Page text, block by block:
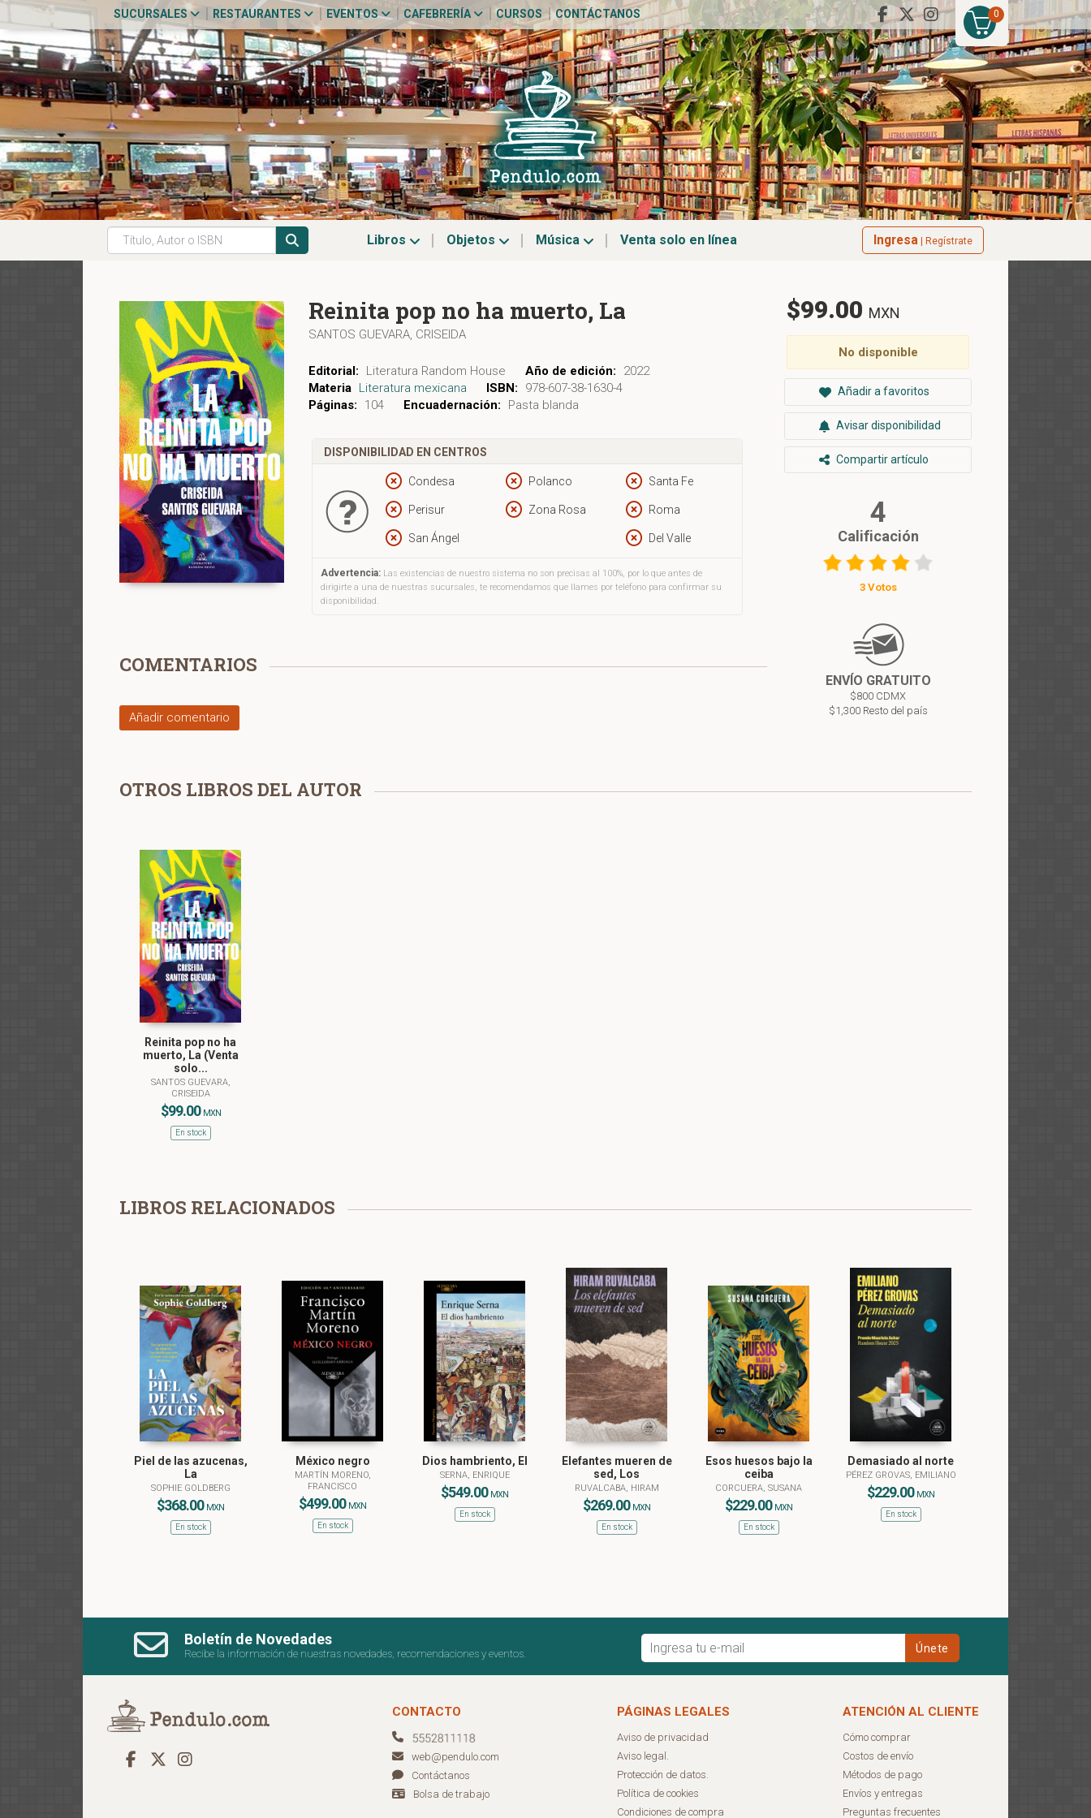
0
SUCURSALES RESTAURANTES EVENTOS CAFEBRERÍA CURSOS CONTÁCTANOS
Libros Objetos Música Venta solo en línea Ingresa | Regístrate
Reinita pop no ha muerto, La
SANTOS GUEVARA, CRISEIDA
Editorial: Literatura Random House Año de edición:
2022
Materia Literatura mexicana ISBN:
978-607-38-1630-4
Páginas:
104 Encuadernación: Pasta blanda
DISPONIBILIDAD EN CENTROS
Condesa Polanco Santa Fe
Perisur Zona Rosa Roma
San Ángel Del Valle
Advertencia: Las existencias de nuestro sistema no son precisas al 100%, por lo que antes de
dirigirte a una de nuestras sucursales, te recomendamos que llames por teléfono para confirmar su
disponibilidad.
COMENTARIOS
Añadir comentario
$99.00 MXN
No disponible
Añadir a favoritos
Avisar disponibilidad
Compartir artículo
4
Calificación
3 Votos
ENVÍO GRATUITO
$800 CDMX
$1,300 Resto del país
OTROS LIBROS DEL AUTOR
Reinita pop no ha
muerto, La (Venta
solo...
SANTOS GUEVARA,
CRISEIDA
$99.00 MXN
En stock
LIBROS RELACIONADOS
Piel de las azucenas,
La
SOPHIE GOLDBERG
$368.00 MXN
En stock
México negro
MARTÍN MORENO,
FRANCISCO
$499.00 MXN
En stock
Dios hambriento, El
SERNA, ENRIQUE
$549.00 MXN
En stock
Elefantes mueren de
sed, Los
RUVALCABA, HIRAM
$269.00 MXN
En stock
Esos huesos bajo la
ceiba
CORCUERA, SUSANA
$229.00 MXN
En stock
Demasiado al norte
PÉREZ GROVAS, EMILIANO
$229.00 MXN
En stock
Boletín de Novedades
Recibe la información de nuestras novedades, recomendaciones y eventos.
CONTACTO
web@pendulo.com
Contáctanos
Bolsa de trabajo
PÁGINAS LEGALES
Aviso de privacidad
Aviso legal.
Protección de datos.
Política de cookies
Condiciones de compra
ATENCIÓN AL CLIENTE
Cómo comprar
Costos de envío
Métodos de pago
Envíos y entregas
Preguntas frecuentes